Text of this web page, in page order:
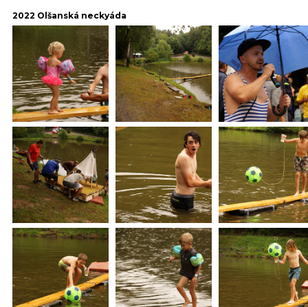
2022 Olšanská neckyáda